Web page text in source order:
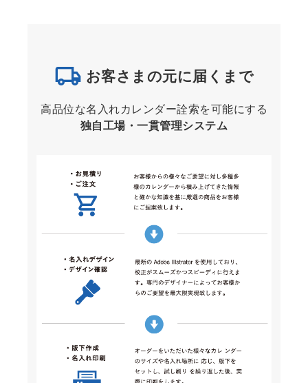
お客さまの元に届くまで
高品位な名入れカレンダー詮索を可能にする
独自工場・一貫管理システム